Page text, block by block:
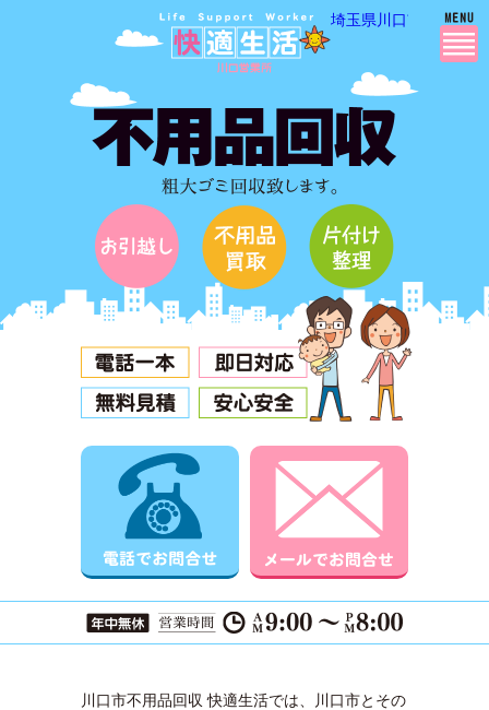
埼玉県川口市・越谷
電話でお問合せ
川口市不用品回収 快適生活では、川口市とその